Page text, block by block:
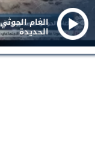
الغام
الحديدة